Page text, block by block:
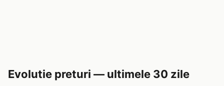
Evolutie preturi — ultimele 30 zile